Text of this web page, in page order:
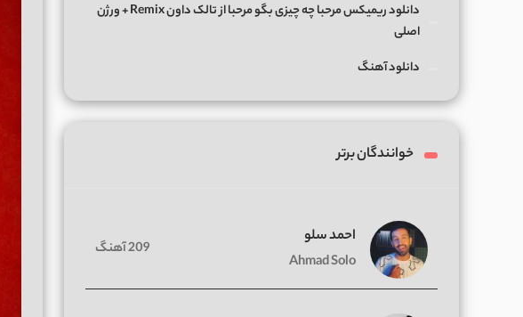
دانلود ریمیکس ﻣﺮﺣﺒﺎ ﭼﻪ ﭼﻴﺰی ﺑﮕﻮ ﻣﺮﺣﺒﺎ از تالک داون Remix + ورژن
اصلی
دانلود آهنگ
خوانندگان برتر
احمد سلو
Ahmad Solo
209 آهنگ